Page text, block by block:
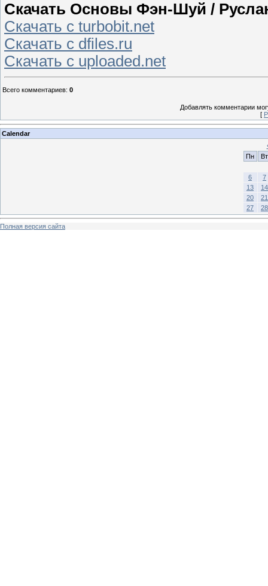
Скачать Основы Фэн-Шуй /
Скачать с turbobit.net
Скачать с dfiles.ru
Скачать с uploaded.net
Всего комментариев: 0
Добавлять комментарии
[
Calendar
Пн
Вт
6
7
13
14
20
21
27
28
Полная версия сайта